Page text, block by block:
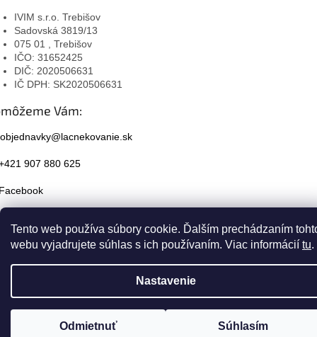
Tento web používa súbory cookie. Ďalším prechádzaním
webu vyjadrujete súhlas s ich používaním. Viac informácií tu.
Nastavenie
Odmietnuť Súhlasím
IVIM s.r.o. Trebišov
Sadovská 3819/13
075 01 , Trebišov
IČO: 31652425
DIČ: 2020506631
IČ DPH: SK2020506631
Vám:
objednavky@lacnekovanie.sk
907 880 625